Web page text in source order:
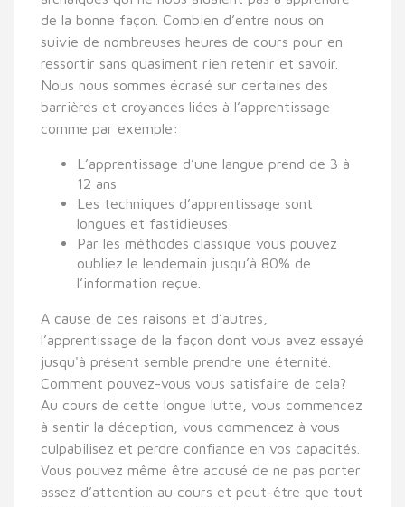
de la bonne façon. Combien d’entre nous on
suivie de nombreuses heures de cours pour en
ressortir sans quasiment rien retenir et savoir.
Nous nous sommes écrasé sur certaines des
barrières et croyances liées à l’apprentissage
comme par exemple:
L’apprentissage d’une langue prend de 3 à
12 ans
Les techniques d’apprentissage sont
longues et fastidieuses
Par les méthodes classique vous pouvez
oubliez le lendemain jusqu’à 80% de
l’information reçue.
A cause de ces raisons et d’autres,
l’apprentissage de la façon dont vous avez essayé
jusqu'à présent semble prendre une éternité.
Comment pouvez-vous vous satisfaire de cela?
Au cours de cette longue lutte, vous commencez
à sentir la déception, vous commencez à vous
culpabilisez et perdre confiance en vos capacités.
Vous pouvez même être accusé de ne pas porter
assez d’attention au cours et peut-être que tout